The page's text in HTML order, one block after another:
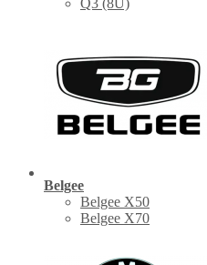
Q3 (8U)
Belgee
Belgee X50
Belgee X70